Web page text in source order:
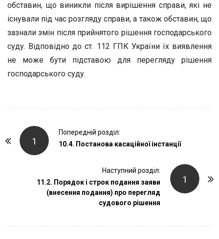
обставин, що виникли після вирішення справи, які не
існували під час розгляду справи, а також обставин, що
зазнали змін після прийнятого рішення господарського
суду. Відповідно до ст. 112 ГПК України їх виявлення
не може бути підставою для перегляду рішення
господарського суду.
1
Попередній розділ:
10.4. Постанова касаційної інстанції
1
Наступний розділ:
11.2. Порядок і строк подання заяви
(внесення подання) про перегляд
судового рішення